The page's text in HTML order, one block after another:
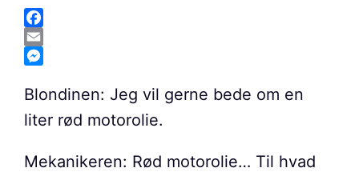
Facebook
Email
Blondinen: Jeg vil gerne bede om en
liter rød motorolie.
Mekanikeren: Rød motorolie… Til hvad